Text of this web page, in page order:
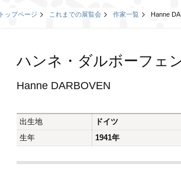
トップページ これまでの展覧会 作家一覧 Hanne
ハンネ・ダルボーフェ
Hanne DARBOVEN
出生地
ドイツ
生年
1941年